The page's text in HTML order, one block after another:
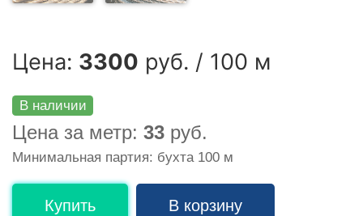
Цена: 3300 руб. / 100 м
В наличии
Цена за метр: 33 руб.
Минимальная партия: бухта 100 м
Купить В корзину